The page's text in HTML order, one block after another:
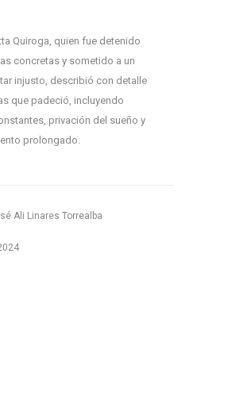
Quiroga, quien fue detenido
concretas y sometido a un
injusto, describió con detalle
que padeció, incluyendo
privación del sueño y
prolongado.
Ali Linares Torrealba